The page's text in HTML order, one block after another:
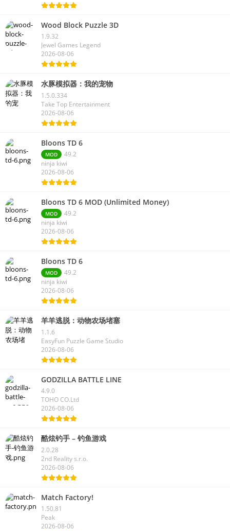
Wood Block Puzzle 3D
1.9.32
Jewel Games Legend
2026-08-06
水豚模拟器：我的宠物
1.5.0.334
Take Top Entertainment
2026-08-06
Bloons TD 6
MOD
49.2
ninja kiwi
2026-08-06
Bloons TD 6 MOD (Unlimited Money)
MOD
49.2
ninja kiwi
2026-08-06
Bloons TD 6
MOD
49.2
ninja kiwi
2026-08-06
羊羊逃脱：动物农场堵塞
1.1.6
EasyFun Puzzle Game Studio
2026-08-06
GODZILLA BATTLE LINE
4.9.0
TOHO CO.Ltd
2026-08-06
酷炫钓手 – 钓鱼游戏
2.0.28
2nd Reality s.r.o.
2026-08-06
Match Factory!
1.50.81
Peak
2026-08-06